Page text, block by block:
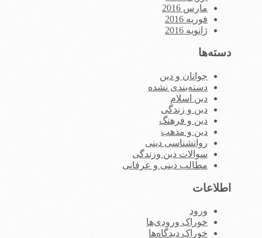
مارس 2016
فوریه 2016
ژانویه 2016
دسته‌ها
جوانان و دین
دسته‌بندی نشده
دین اسلام
دین و زندگی
دین و فرهنگ
دین و مذهب
روانشناسی دینی
سوالات دین وزندگی
مطالب دینی و عرفانی
اطلاعات
ورود
خوراک ورودی‌ها
خوراک دیدگاه‌ها